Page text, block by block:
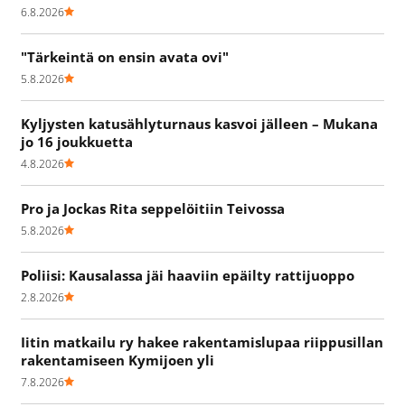
6.8.2026
"Tärkeintä on ensin avata ovi"
5.8.2026
Kyljysten katusählyturnaus kasvoi jälleen – Mukana
jo 16 joukkuetta
4.8.2026
Pro ja Jockas Rita seppelöitiin Teivossa
5.8.2026
Poliisi: Kausalassa jäi haaviin epäilty rattijuoppo
2.8.2026
Iitin matkailu ry hakee rakentamislupaa riippusillan
rakentamiseen Kymijoen yli
7.8.2026